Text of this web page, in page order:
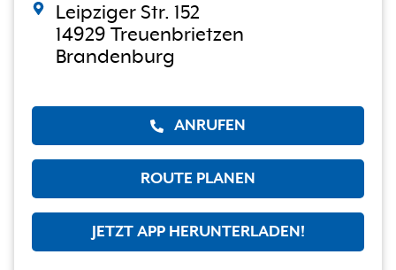
Leipziger Str. 152
14929 Treuenbrietzen
Brandenburg
ANRUFEN
ROUTE PLANEN
JETZT APP HERUNTERLADEN!